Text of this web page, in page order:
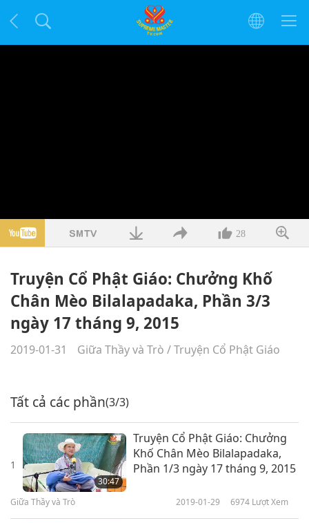
28
Truyện Cổ Phật Giáo: Chưởng Khố
Chân Mèo Bilalapadaka, Phần 3/3
ngày 17 tháng 9, 2015
2019-01-31 Giữa Thầy và Trò /Truyện Cổ Phật Giáo
Tất cả các phần(3/3)
1
30:47
Truyện Cổ Phật Giáo: Chưởng
Khố Chân Mèo Bilalapadaka,
Phần 1/3 ngày 17 tháng 9, 2015
Giữa Thầy và Trò 2019-01-29 6974 Lượt Xem